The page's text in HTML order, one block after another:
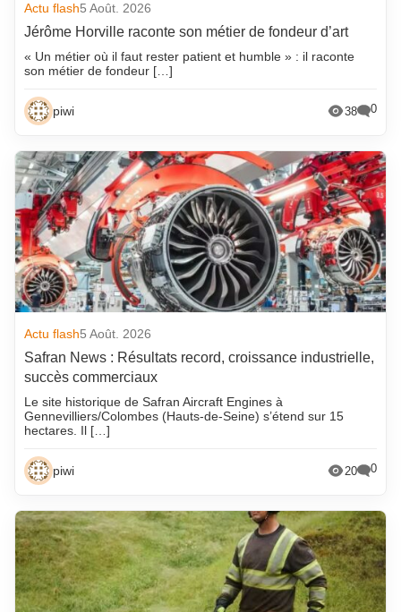
Actu flash5 Août. 2026
Jérôme Horville raconte son métier de fondeur d’art
« Un métier où il faut rester patient et humble » : il raconte
son métier de fondeur […]
piwi 38 0
Actu flash5 Août. 2026
Safran News : Résultats record, croissance industrielle,
succès commerciaux
Le site historique de Safran Aircraft Engines à
Gennevilliers/Colombes (Hauts-de-Seine) s’étend sur 15
hectares. Il […]
piwi 20 0